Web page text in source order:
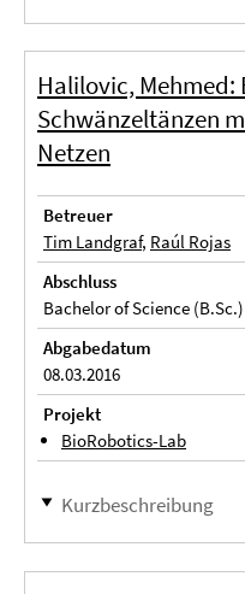
Halilovic, Mehmed:
Schwänzeltänzen
Netzen
Betreuer
Tim Landgraf, Raúl Rojas
Abschluss
Bachelor of Science (B.Sc.)
Abgabedatum
08.03.2016
Projekt
BioRobotics-Lab
Kurzbeschreibung